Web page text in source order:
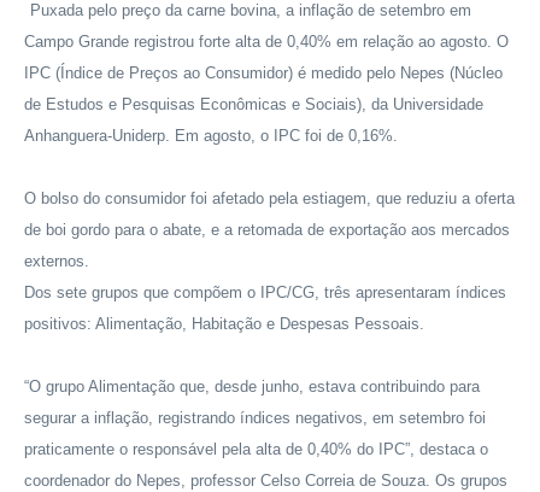
Puxada pelo preço da carne bovina, a inflação de setembro em
Campo Grande registrou forte alta de 0,40% em relação ao agosto. O
IPC (Índice de Preços ao Consumidor) é medido pelo Nepes (Núcleo
de Estudos e Pesquisas Econômicas e Sociais), da Universidade
Anhanguera-Uniderp. Em agosto, o IPC foi de 0,16%.
O bolso do consumidor foi afetado pela estiagem, que reduziu a oferta
de boi gordo para o abate, e a retomada de exportação aos mercados
externos.
Dos sete grupos que compõem o IPC/CG, três apresentaram índices
positivos: Alimentação, Habitação e Despesas Pessoais.
“O grupo Alimentação que, desde junho, estava contribuindo para
segurar a inflação, registrando índices negativos, em setembro foi
praticamente o responsável pela alta de 0,40% do IPC”, destaca o
coordenador do Nepes, professor Celso Correia de Souza. Os grupos